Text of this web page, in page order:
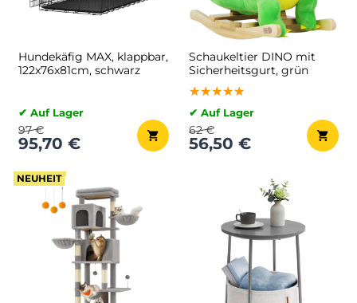
Hundekäfig MAX, klappbar,
122x76x81cm, schwarz
✔ Auf Lager
95,70 €
97 €
Schaukeltier DINO mit
Sicherheitsgurt, grün
★★★★★
★★★★★
★★★★★
✔ Auf Lager
56,50 €
62 €
NEUHEIT